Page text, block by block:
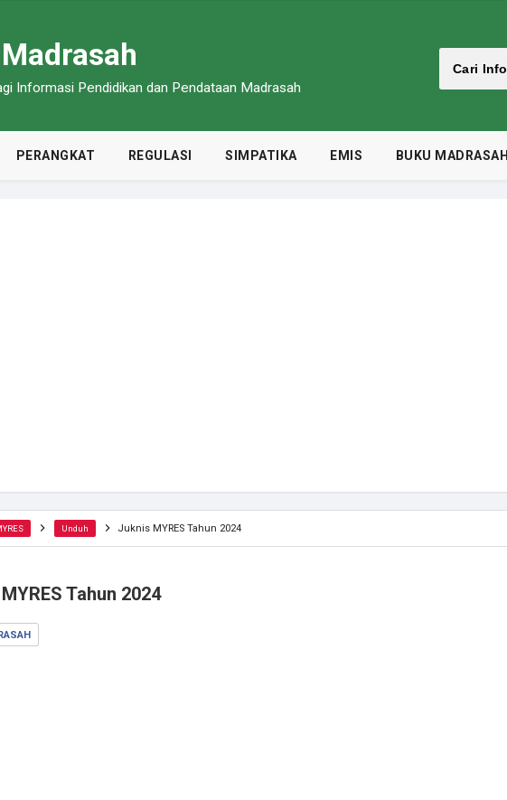
Informasi Pendidikan dan Pendataan Madrasah
PERANGKAT REGULASI SIMPATIKA EMIS BUKU MADRASAH
Unduh Juknis MYRES Tahun 2024
Tahun 2024